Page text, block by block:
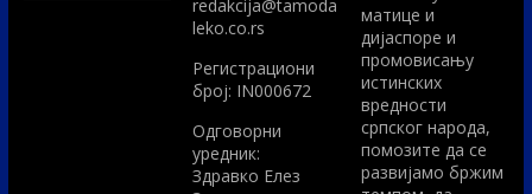
redakcija@tamoda
leko.co.rs
Регистрациони
број: IN000672
Одговорни
уредник:
Здравко Елез
матице и
дијаспоре и
промовисању
истинских
вредности
српског народа,
помозите да се
развијамо бржим